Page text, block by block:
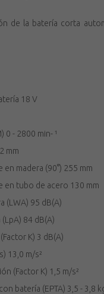
de la batería corta
18 V
0 - 2800 min- ¹
mm
madera (90°) 255 mm
en tubo de acero 130 mm
(LWA) 95 dB(A)
84 dB(A)
K) 3 dB(A)
13,0 m/s²
(Factor K) 1,5 m/s²
batería (EPTA) 3,5 - 3,8